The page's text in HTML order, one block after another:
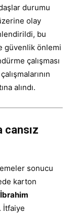
durumu
olay
bu
güvenlik önlemi
çalışması
alındı.
cansız
sonucu
karton
İtfaiye